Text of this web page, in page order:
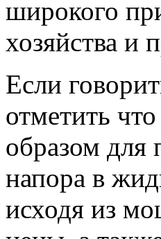
широкого
хозяйства и
Если
отметить
образом для
напора в
исходя из